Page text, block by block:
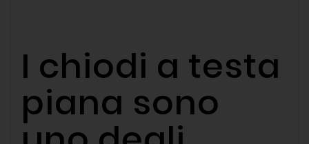
I chiodi a testa
piana sono